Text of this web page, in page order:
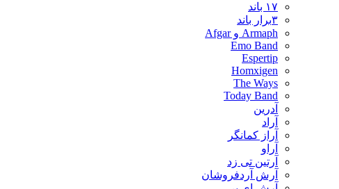
۱۷ باند
۳برار باند
Armaph و Afgar
Emo Band
Espertip
Homxigen
The Ways
Today Band
آدرین
آراد
آراز کمانگر
آراو
آرتین تی زد
آرش آردفروشان